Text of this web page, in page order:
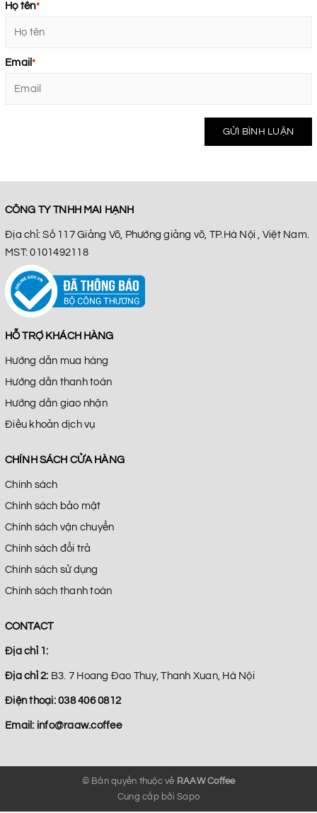
Họ tên*
Email*
GỬI BÌNH LUẬN
CÔNG TY TNHH MAI HẠNH
Địa chỉ: Số 117 Giảng Võ, Phường giảng võ, TP.Hà Nội , Việt Nam.
MST: 0101492118
HỖ TRỢ KHÁCH HÀNG
Hướng dẫn mua hàng
Hướng dẫn thanh toán
Hướng dẫn giao nhận
Điều khoản dịch vụ
CHÍNH SÁCH CỬA HÀNG
Chính sách
Chính sách bảo mật
Chính sách vận chuyển
Chính sách đổi trả
Chính sách sử dụng
Chính sách thanh toán
CONTACT
Địa chỉ 1:
Địa chỉ 2: B3. 7 Hoang Đao Thuy, Thanh Xuan, Hà Nội
Điện thoại: 038 406 0812
Email: info@raaw.coffee
© Bản quyền thuộc về RAAW Coffee
Cung cấp bởiSapo